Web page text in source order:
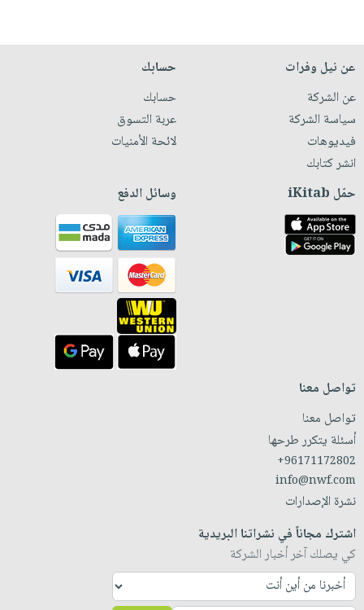
عن نيل وفرات
عن الشركة
سياسة الشركة
فيديوهات
انشر كتابك
حسابك
حسابك
عربة التسوق
لائحة الأمنيات
حمّل iKitab وسائل الدفع
تواصل معنا
تواصل معنا
أسئلة يتكرر طرحها
+96171172802
info@nwf.com
نشرة الإصدارات
اشترك مجاناً في نشراتنا البريدية
كي يصلك آخر أخبار الشركة